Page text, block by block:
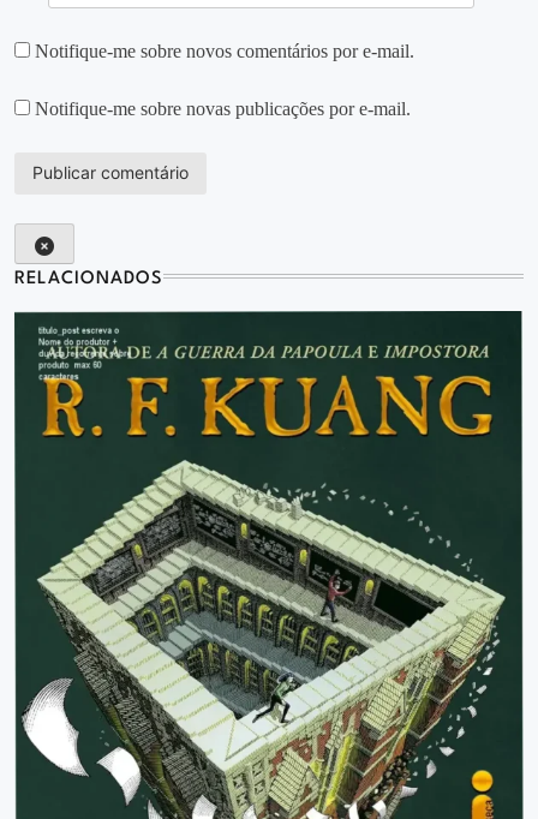
Notifique-me sobre novos comentários por e-mail.
Notifique-me sobre novas publicações por e-mail.
RELACIONADOS